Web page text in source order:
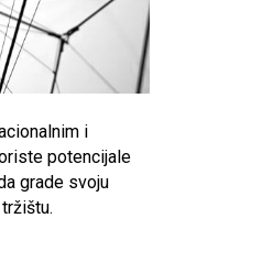
i
potencijale
grade svoju